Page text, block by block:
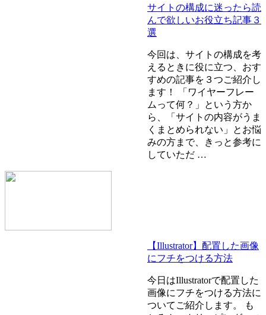
サイトの構成に迷ったら読
んで欲しいお役立ち記事３
選
今回は、サイトの構成を考
えるときに役に立つ、おす
すめの記事を３つご紹介し
ます！ 「ワイヤーフレー
ムって何？」という方か
ら、「サイトの内容がうま
くまとめられない」とお悩
みの方まで、きっと参考に
していただ …
【Illustrator】配置した画像
にフチをつける方法
今日はIllustratorで配置した
画像にフチをつける方法に
ついてご紹介します。 も